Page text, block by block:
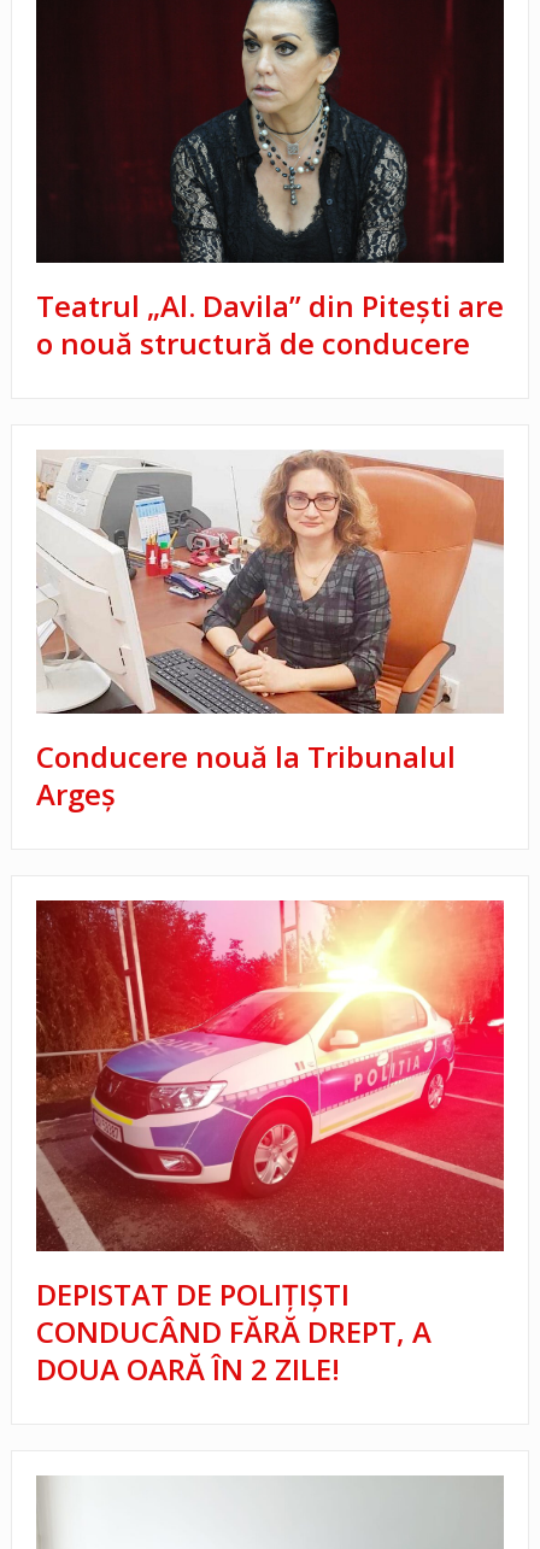
Teatrul „Al. Davila” din Pitești are
o nouă structură de conducere
Conducere nouă la Tribunalul
Argeş
DEPISTAT DE POLIȚIȘTI
CONDUCÂND FĂRĂ DREPT, A
DOUA OARĂ ÎN 2 ZILE!